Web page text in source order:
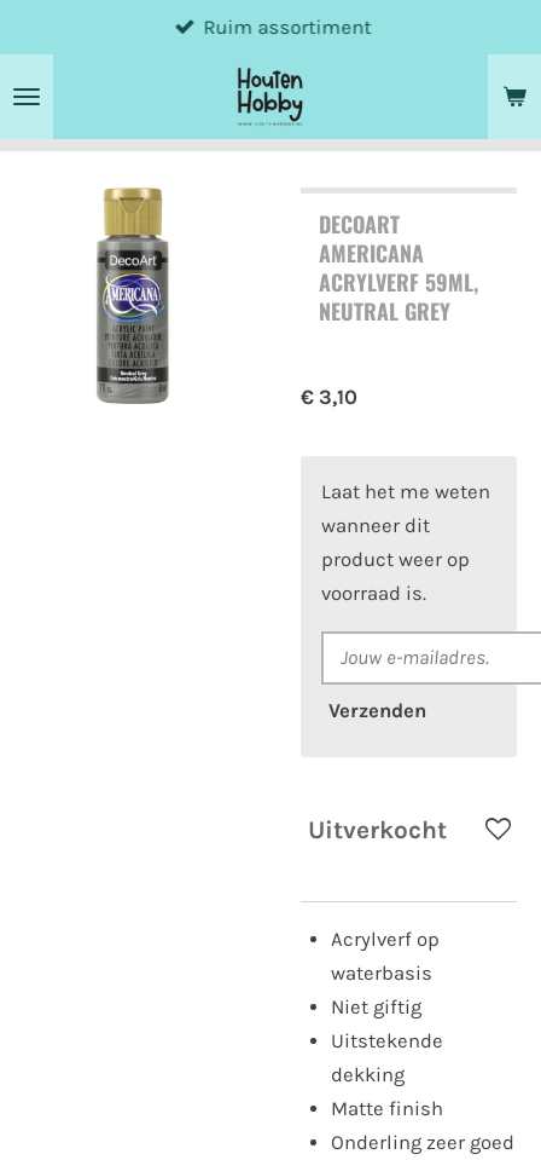
direct
naar
Ruim assortiment
DECOART
AMERICANA
ACRYLVERF 59ML,
NEUTRAL GREY
€ 3,10
Laat het me weten
wanneer dit
product weer op
voorraad is.
Verzenden
Uitverkocht
Acrylverf op
waterbasis
Niet giftig
Uitstekende
dekking
Matte finish
Onderling zeer goed